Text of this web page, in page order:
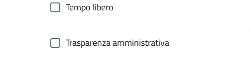
Tempo libero
Trasparenza amministrativa